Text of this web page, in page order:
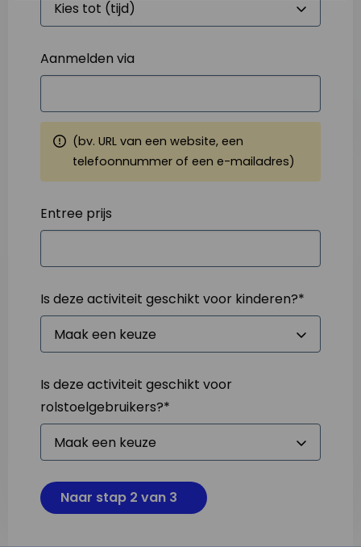
Aanmelden via
(bv. URL van een website, een
telefoonnummer of een e-mailadres)
Entree prijs
Is deze activiteit geschikt voor kinderen?*
Is deze activiteit geschikt voor
rolstoelgebruikers?*